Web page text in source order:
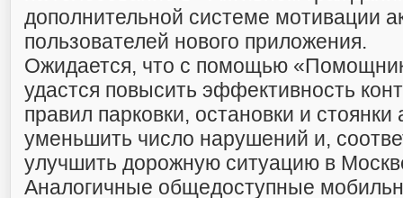
дополнительной системе мотивации
пользователей нового приложения.
Ожидается, что с помощью
удастся повысить эффективность
правил парковки, остановки и
уменьшить число нарушений и,
улучшить дорожную ситуацию в
Аналогичные общедоступные